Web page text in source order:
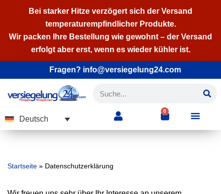
Inhalt
springen
Bei starker Hitze verzögert sich der Versand
temperaturempfindlicher Produkte.
Wir packen Ihre Bestellung wie gewohnt – der Versand
erfolgt aber erst, wenn es wieder kühler ist.
Fragen? info@versiegelung24.com
Deutsch
0
Startseite » Datenschutzerklärung